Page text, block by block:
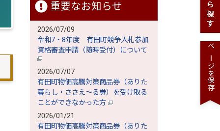
重要なお知らせ
2026/07/09
令和7・8年度 有田町競争入札参加
資格審査申請（随時受付）について
2026/07/07
有田町物価高騰対策商品券（ありた
暮らし・ささえ～る券）を受け取る
ことができなかった方
2026/01/21
有田町物価高騰対策商品券（ありた
ページを保存